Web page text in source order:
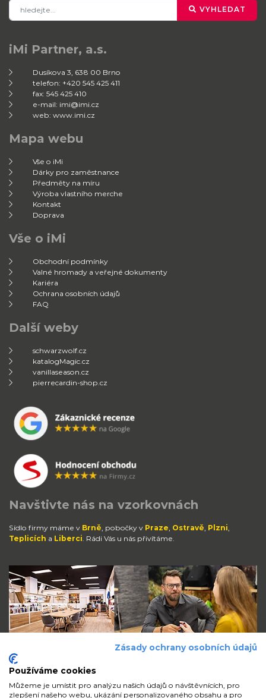
VYHLEDAT
iMi Partner, a.s.
Dusíkova 3, 638 00 Brno
telefon: +420 545 425 411
fax: 545 425 410
e-mail: imi@imi.cz
web: www.imi.cz
Mapa webu
Vše o iMi
Dárky pro zaměstnance
Předměty na míru
Výroba vlastního merche
Kontakt
Doprava
Vše o iMi
Obchodní podmínky
Valné hromady a veřejné dokumenty
Kariéra
Ochrana osobních údajů
FAQ
Další weby
schwarzwolf.cz
katalogMagic.cz
vanillaseason.cz
pierrecardin-shop.cz
Navštivte nás na vzorkovnách
Sídlo firmy máme v Brně , pobočky v Praze Ostravě Plzni
Teplicích a Liberci . Rádi Vás u nás přivítáme.
Zásady ochrany osobních údajů
Používáme cookies
Můžeme je umístit pro analýzu našich údajů o návštěvnících, pro
zlepšení našeho webu, ukázání personalizovaného obsahu a pro